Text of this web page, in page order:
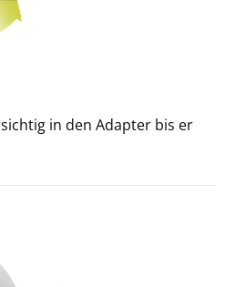
in den Adapter bis er